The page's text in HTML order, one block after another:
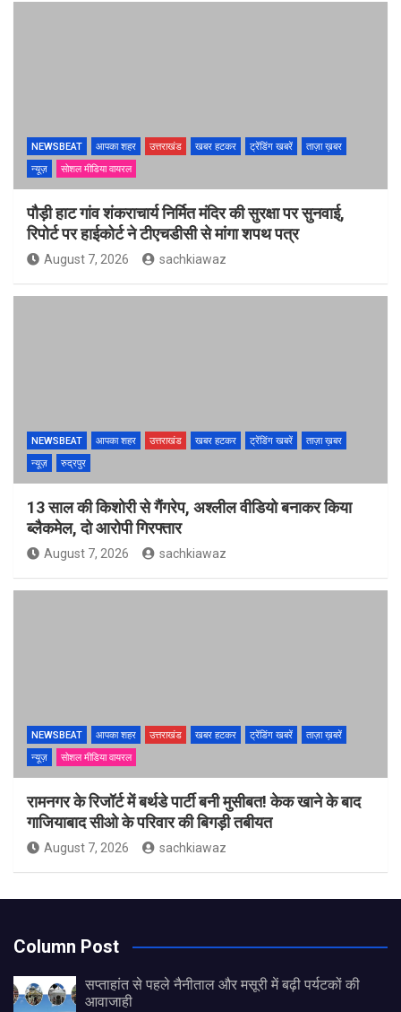
NEWSBEAT आपका शहर उत्तराखंड खबर हटकर ट्रेंडिंग खबरें
ताज़ा ख़बर
न्यूज़
सोशल मीडिया वायरल
पौड़ी हाट गांव शंकराचार्य निर्मित मंदिर की सुरक्षा पर सुनवाई,
रिपोर्ट पर हाईकोर्ट ने टीएचडीसी से मांगा शपथ पत्र
August 7, 2026 sachkiawaz
NEWSBEAT आपका शहर उत्तराखंड खबर हटकर ट्रेंडिंग खबरें
ताज़ा ख़बर
न्यूज़
रुद्रपुर
13 साल की किशोरी से गैंगरेप, अश्लील वीडियो बनाकर किया
ब्लैकमेल, दो आरोपी गिरफ्तार
August 7, 2026 sachkiawaz
NEWSBEAT आपका शहर उत्तराखंड खबर हटकर ट्रेंडिंग खबरें
ताज़ा ख़बरें
न्यूज़
सोशल मीडिया वायरल
रामनगर के रिजॉर्ट में बर्थडे पार्टी बनी मुसीबत! केक खाने के बाद
गाजियाबाद सीओ के परिवार की बिगड़ी तबीयत
August 7, 2026 sachkiawaz
Column Post
सप्ताहांत से पहले नैनीताल और मसूरी में बढ़ी पर्यटकों की
आवाजाही